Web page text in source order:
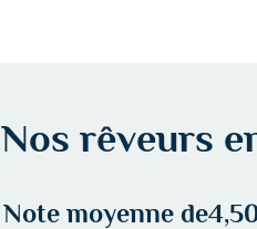
Nos rêveurs
Note moyenne de